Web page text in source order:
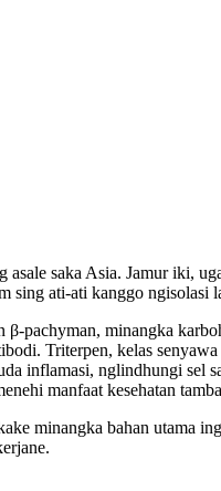
saka Asia. Jamur iki,
ati-ati kanggo ngisolasi
β-pachyman, minangka
Triterpen, kelas
inflamasi, nglindhungi sel
manfaat kesehatan
minangka bahan utama